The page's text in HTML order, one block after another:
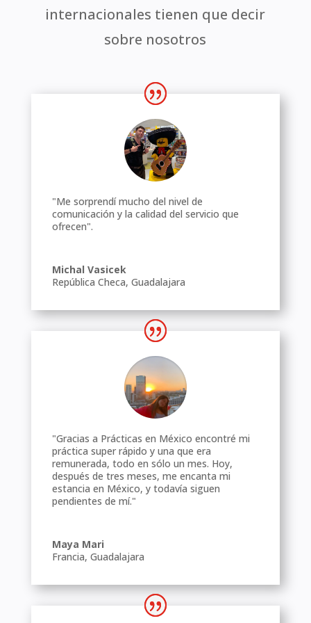
internacionales tienen que decir
sobre nosotros
"Me sorprendí mucho del nivel de
comunicación y la calidad del servicio que
ofrecen".
Michal Vasicek
República Checa, Guadalajara
"Gracias a Prácticas en México encontré mi
práctica super rápido y una que era
remunerada, todo en sólo un mes. Hoy,
después de tres meses, me encanta mi
estancia en México, y todavía siguen
pendientes de mí."
Maya Mari
Francia, Guadalajara